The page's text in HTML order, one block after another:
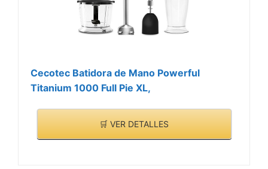
Cecotec Batidora de Mano Powerful
Titanium 1000 Full Pie XL,
🛒 VER DETALLES